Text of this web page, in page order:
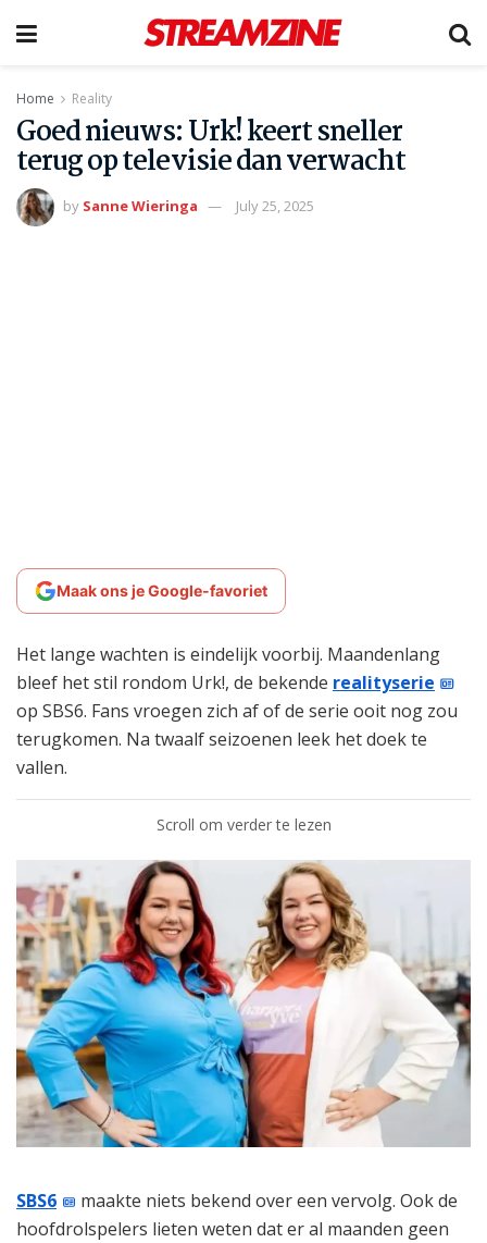
Home Reality
Goed nieuws: Urk! keert sneller
terug op televisie dan verwacht
by Sanne Wieringa July 25, 2025
Maak ons je Google-favoriet
Het lange wachten is eindelijk voorbij. Maandenlang
bleef het stil rondom Urk!, de bekende realityserie
op SBS6. Fans vroegen zich af of de serie ooit nog zou
terugkomen. Na twaalf seizoenen leek het doek te
vallen.
Scroll om verder te lezen
SBS6
maakte niets bekend over een vervolg. Ook de
hoofdrolspelers lieten weten dat er al maanden geen